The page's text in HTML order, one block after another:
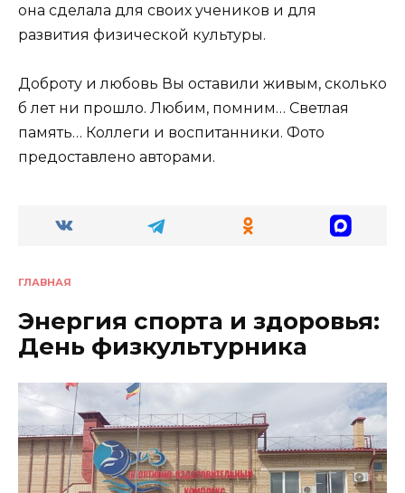
она сделала для своих учеников и для
развития физической культуры.
Доброту и любовь Вы оставили живым, сколько
б лет ни прошло. Любим, помним… Светлая
память… Коллеги и воспитанники. Фото
предоставлено авторами.
ГЛАВНАЯ
Энергия спорта и здоровья:
День физкультурника